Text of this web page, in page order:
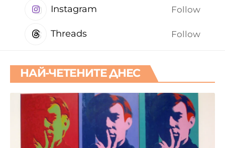
Instagram Follow
Threads Follow
НАЙ-ЧЕТЕНИТЕ ДНЕС